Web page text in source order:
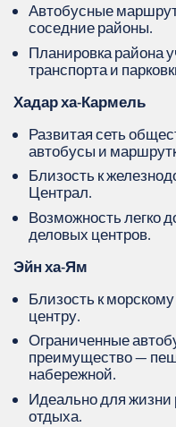
Автобусные
соседние районы.
Планировка района
транспорта и
Хадар ха-Кармель
Развитая сеть
автобусы и
Близость к
Централ.
Возможность легко
деловых центров.
Эйн ха-Ям
Близость к
центру.
Ограниченные
преимущество —
набережной.
Идеально для жизни
отдыха.